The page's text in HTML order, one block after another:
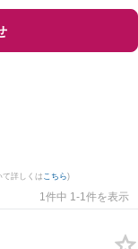
て詳しくはこちら)
1件中 1-1件を表示